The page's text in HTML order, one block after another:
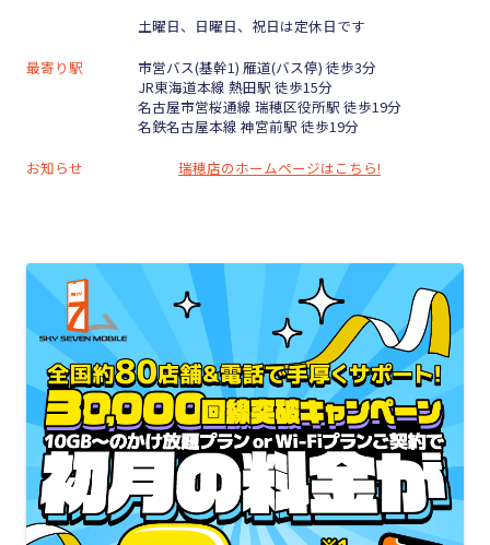
土曜日、日曜日、祝日は定休日です
最寄り駅
市営バス(基幹1) 雁道(バス停) 徒歩3分
JR東海道本線 熱田駅 徒歩15分
名古屋市営桜通線 瑞穂区役所駅 徒歩19分
名鉄名古屋本線 神宮前駅 徒歩19分
お知らせ
瑞穂店のホームページはこちら!